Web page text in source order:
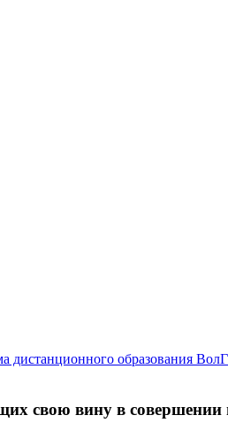
дистанционного образования
свою вину в совершении